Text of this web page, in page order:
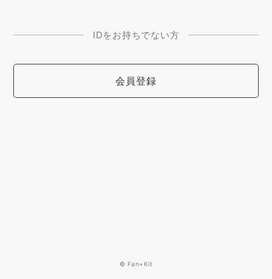
IDをお持ちでない方
会員登録
© Fan+Kit